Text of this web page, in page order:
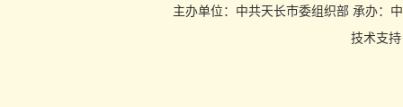
主办单位：中共天长市委组织部 承办：
技术支持